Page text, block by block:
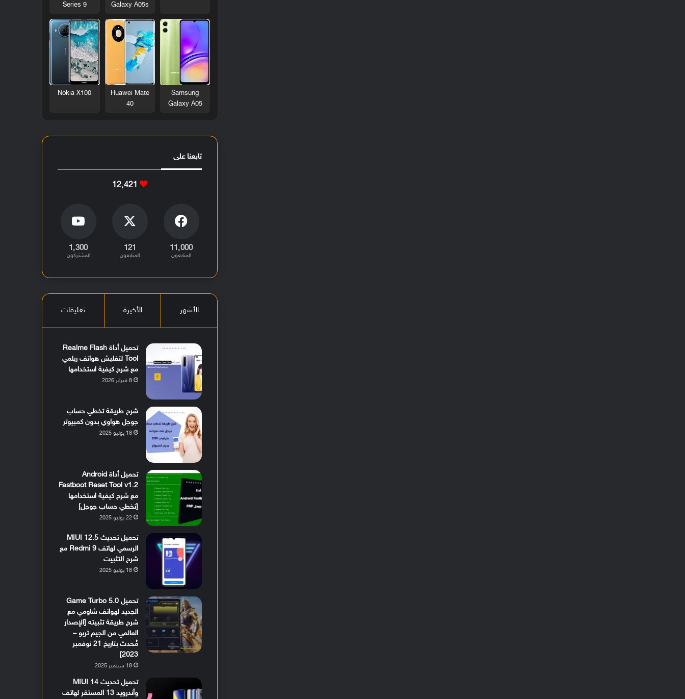
Galaxy A05s
Series 9
Samsung
Galaxy A05
Huawei Mate
40
Nokia X100
تابعنا على
12٬421
11٬000
المتابعون
121
المتابعون
1٬300
المشتركون
الأشهر الأخيرة تعليقات
تحميل أداة Realme Flash
Tool لتفليش هواتف ريلمي
مع شرح كيفية استخدامها
8 فبراير 2026
شرح طريقة تخطي حساب
جوجل هواوي بدون كمبيوتر
18 يوليو 2025
تحميل أداة Android
Fastboot Reset Tool v1.2
مع شرح كيفية استخدامها
[تخطي حساب جوجل]
22 يوليو 2025
تحميل تحديث MIUI 12.5
الرسمي لهاتف Redmi 9 مع
شرح التثبيت
18 يوليو 2025
تحميل Game Turbo 5.0
الجديد لهواتف شاومي مع
شرح طريقة تثبيته [الإصدار
العالمي من الجيم تربو –
مُحدث بتاريخ 21 نوفمبر
2023]
18 سبتمبر 2025
تحميل تحديث MIUI 14
وأندرويد 13 المستقر لهاتف